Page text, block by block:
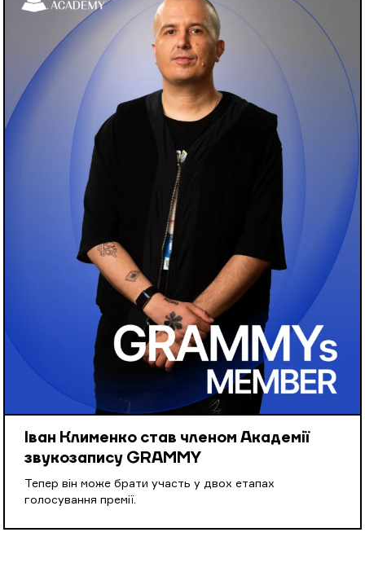
Іван Клименко став членом Академії
звукозапису GRAMMY
Тепер він може брати участь у двох етапах
голосування премії.